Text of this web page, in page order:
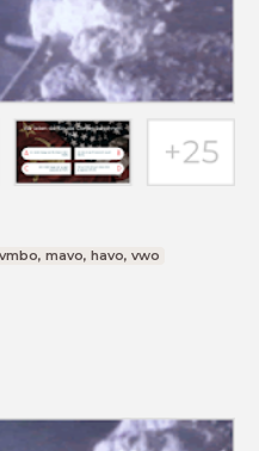
vmbo, mavo, havo, vwo